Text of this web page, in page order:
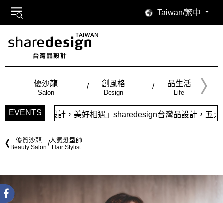
Taiwan/繁中
優沙龍
Salon
創風格
Design
品生活
Life
EVENTS
美好相遇」sharedesign台灣品設計，五大特色主題，簡潔視
優質沙龍
Beauty Salon
人氣髮型師
Hair Stylist